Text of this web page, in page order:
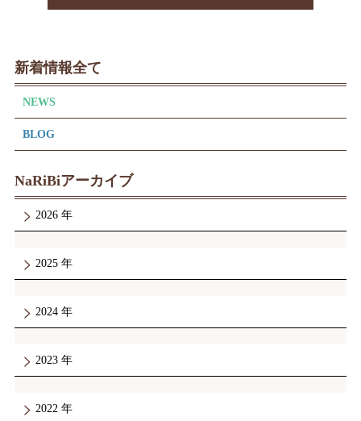
新着情報全て
NEWS
BLOG
NaRiBiアーカイブ
2026
2025
2024
2023
2022